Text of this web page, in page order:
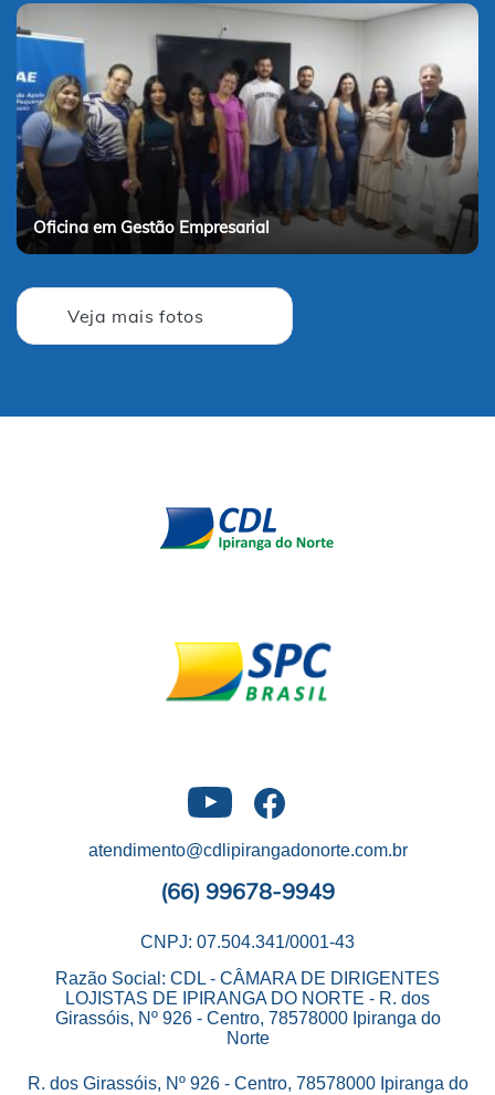
Oficina em Gestão Empresarial
Veja mais fotos
atendimento@cdlipirangadonorte.com.br
(66) 99678-9949
CNPJ: 07.504.341/0001-43
Razão Social: CDL - CÂMARA DE DIRIGENTES
LOJISTAS DE IPIRANGA DO NORTE - R. dos
Girassóis, Nº 926 - Centro, 78578000 Ipiranga do
Norte
R. dos Girassóis, Nº 926 - Centro, 78578000 Ipiranga do